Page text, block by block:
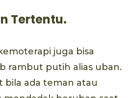
Tertentu.
juga bisa
rambut putih alias uban.
bila ada teman atau